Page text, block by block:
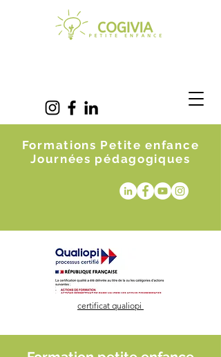
Formations Petite enfance
Journées pédagogiques
certificat qualiopi